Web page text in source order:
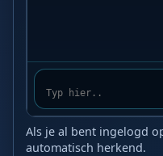
Als je al bent ingelogd
automatisch herkend.